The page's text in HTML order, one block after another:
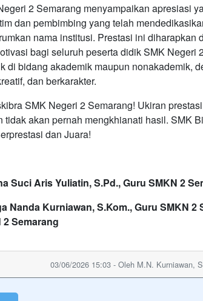
2 Semarang menyampaikan apresiasi
dan pembimbing yang telah
nama institusi. Prestasi ini diharapkan
bagi seluruh peserta didik SMK Negeri
di bidang akademik maupun nonakademik,
dan berkarakter.
SMK Negeri 2 Semarang! Ukiran
tidak akan pernah mengkhianati hasil. SMK
dan Juara!
Yuliatin, S.Pd., Guru SMKN 2
Kurniawan, S.Kom., Guru SMKN 2
2 Semarang
03/06/2026 15:03 - Oleh M.N. Kurniawan,